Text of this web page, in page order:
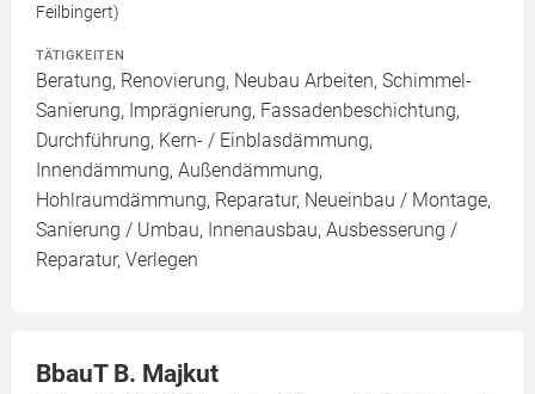
Feilbingert)
TÄTIGKEITEN
Beratung, Renovierung, Neubau Arbeiten, Schimmel-
Sanierung, Imprägnierung, Fassadenbeschichtung,
Durchführung, Kern- / Einblasdämmung,
Innendämmung, Außendämmung,
Hohlraumdämmung, Reparatur, Neueinbau / Montage,
Sanierung / Umbau, Innenausbau, Ausbesserung /
Reparatur, Verlegen
BbauT B. Majkut